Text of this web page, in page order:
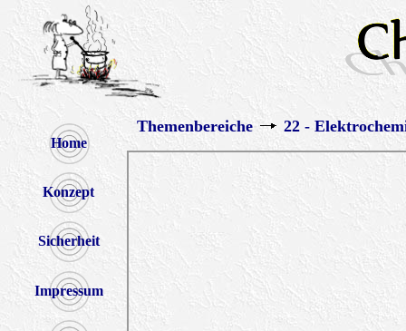
Home
Konzept
Sicherheit
Impressum
Themenbereiche 22 -